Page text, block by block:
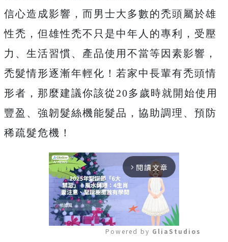
信心造成影響，而男士大多數的禿頭屬於雄
性禿，但雄性禿不只是中年人的專利，受壓
力、生活習慣、產品使用不當等因素影響，
禿髮情形逐漸年輕化！若家中長輩有禿頭情
形者，那麼建議你該從20多歲時就開始使用
豐盈、強韌髮絲機能髮品，協助調理、預防
稀疏髮危機！
arrow_forward_ios 閱讀文章
Powered by GliaStudios